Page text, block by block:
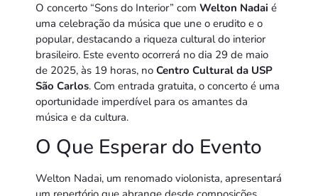
O concerto “Sons do Interior” com Welton Nadai é
uma celebração da música que une o erudito e o
popular, destacando a riqueza cultural do interior
brasileiro. Este evento ocorrerá no dia 29 de maio
de 2025, às 19 horas, no Centro Cultural da USP
São Carlos. Com entrada gratuita, o concerto é uma
oportunidade imperdível para os amantes da
música e da cultura.
O Que Esperar do Evento
Welton Nadai, um renomado violonista, apresentará